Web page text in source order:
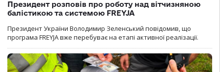
Президент розповів про роботу над вітчизняною
балістикою та системою FREYJA
Президент України Володимир Зеленський повідомив, що
програма FREYJA вже перебуває на етапі активної реалізації.